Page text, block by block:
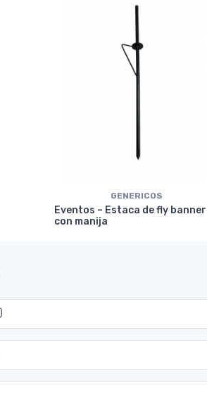
GENERICOS
Eventos – Estaca de fly banner
con manija